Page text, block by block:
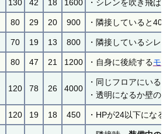
130 42 18 1600 ・シレンを吹き飛
80 29 20 900 ・隣接していると
70 19 13 800 ・隣接しているシ
80 47 21 1200 ・自身に後続する
120 78 26 4000
・同じフロアにい
・透明になるか壁
120 19 18 450 ・HPが24以下にな